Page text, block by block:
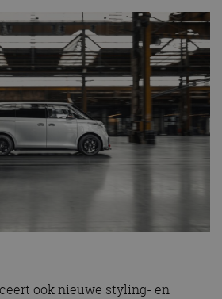
ook nieuwe styling- en